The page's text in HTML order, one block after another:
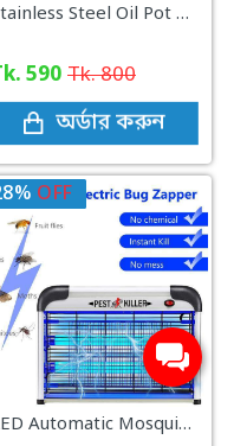
Stainless Steel Oil Pot Container Jar 750 ML
590 Tk. 800
অর্ডার করুন
OFF
LED Automatic Mosquito Pest Killer Machine 20W